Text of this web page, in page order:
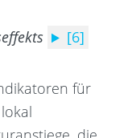
[6]
für